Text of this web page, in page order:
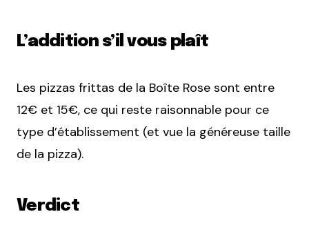
L’addition s’il vous plaît
Les pizzas frittas de la Boîte Rose sont entre
12€ et 15€, ce qui reste raisonnable pour ce
type d’établissement (et vue la généreuse taille
de la pizza).
Verdict